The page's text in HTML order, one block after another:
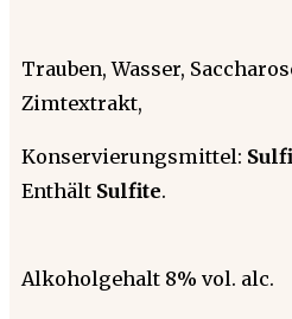
Trauben, Wasser,
Zimtextrakt,
Konservierungsmittel:
Enthält Sulfite.
Alkoholgehalt 8% vol. alc.